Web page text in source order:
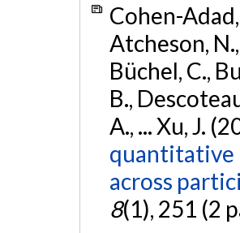
Cohen-
Atcheson,
Büchel, C.,
B.,
A., ... Xu, J.
quantitative
across
8(1), 251 (2